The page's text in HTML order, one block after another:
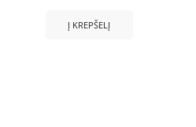
Į KREPŠELĮ